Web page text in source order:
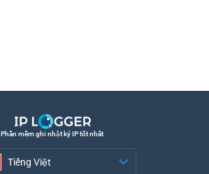
Phần mềm ghi nhật ký IP tốt nhất
Tiếng Việt